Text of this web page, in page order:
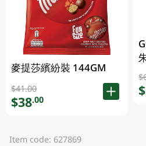
麥提莎繽紛裝 144GM
$41.00
$38.00
Item code: 627869